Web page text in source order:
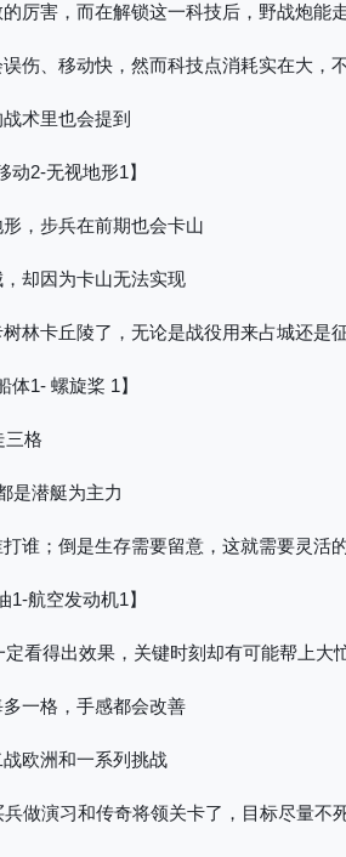
厉害，而在解锁这一科技后，野战炮能
伤、移动快，然而科技点消耗实在大，
术里也会提到
动2-无视地形1】
，步兵在前期也会卡山
却因为卡山无法实现
林卡丘陵了，无论是战役用来占城还是
体1- 螺旋桨 1】
三格
是潜艇为主力
谁；倒是生存需要留意，这就需要灵活
1-航空发动机1】
看得出效果，关键时刻却有可能帮上大
一格，手感都会改善
欧洲和一系列挑战
做演习和传奇将领关卡了，目标尽量不